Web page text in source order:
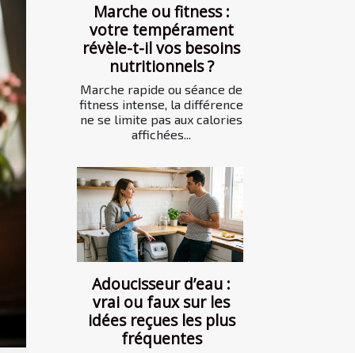
Marche ou fitness :
votre tempérament
révèle-t-il vos besoins
nutritionnels ?
Marche rapide ou séance de
fitness intense, la différence
ne se limite pas aux calories
affichées...
Adoucisseur d’eau :
vrai ou faux sur les
idées reçues les plus
fréquentes